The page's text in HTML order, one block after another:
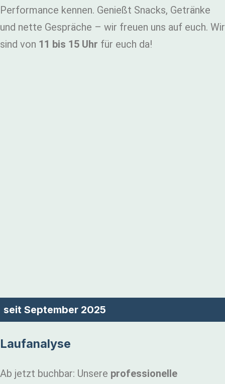
Performance kennen. Genießt Snacks, Getränke
und nette Gespräche – wir freuen uns auf euch. Wir
sind von 11 bis 15 Uhr für euch da!
seit September 2025
Laufanalyse
Ab jetzt buchbar: Unsere professionelle